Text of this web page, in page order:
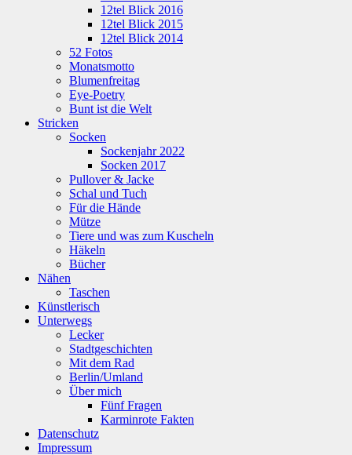
12tel Blick 2016
12tel Blick 2015
12tel Blick 2014
52 Fotos
Monatsmotto
Blumenfreitag
Eye-Poetry
Bunt ist die Welt
Stricken
Socken
Sockenjahr 2022
Socken 2017
Pullover & Jacke
Schal und Tuch
Für die Hände
Mütze
Tiere und was zum Kuscheln
Häkeln
Bücher
Nähen
Taschen
Künstlerisch
Unterwegs
Lecker
Stadtgeschichten
Mit dem Rad
Berlin/Umland
Über mich
Fünf Fragen
Karminrote Fakten
Datenschutz
Impressum